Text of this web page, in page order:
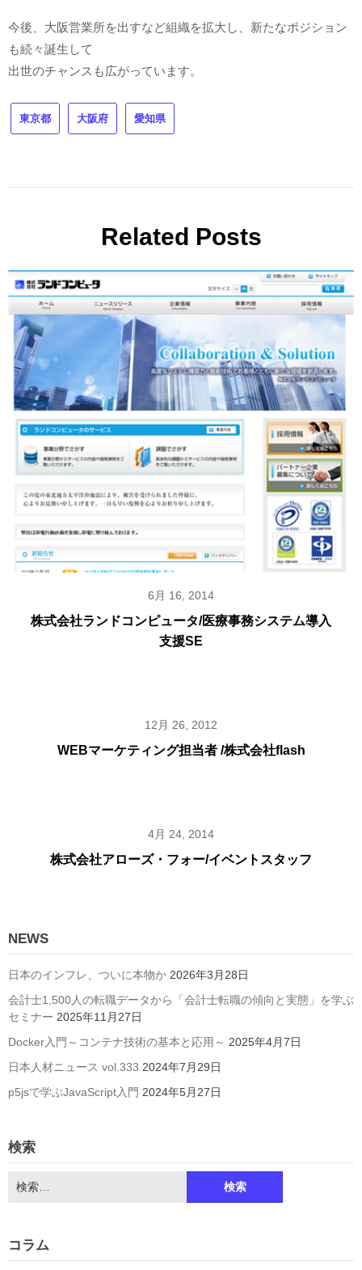
今後、大阪営業所を出すなど組織を拡大し、新たなポジション
も続々誕生して
出世のチャンスも広がっています。
東京都 大阪府 愛知県
Related Posts
6月 16, 2014
株式会社ランドコンピュータ/医療事務システム導入
支援SE
12月 26, 2012
WEBマーケティング担当者 /株式会社flash
4月 24, 2014
株式会社アローズ・フォー/イベントスタッフ
NEWS
日本のインフレ、ついに本物か 2026年3月28日
会計士1,500人の転職データから「会計士転職の傾向と実態」を学ぶ
セミナー 2025年11月27日
Docker入門～コンテナ技術の基本と応用～ 2025年4月7日
日本人材ニュース vol.333 2024年7月29日
p5jsで学ぶJavaScript入門 2024年5月27日
検索
検
索:
コラム